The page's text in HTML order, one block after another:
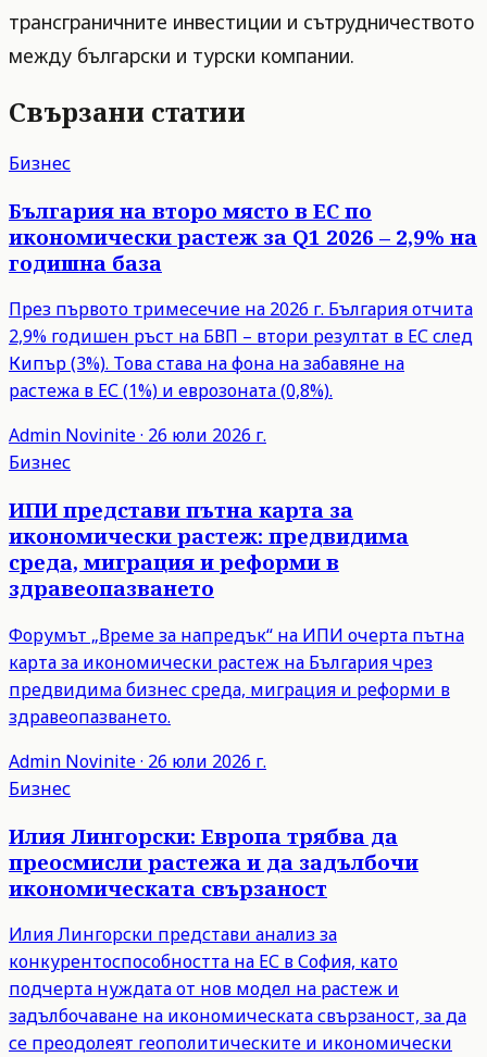
трансграничните инвестиции и сътрудничеството
между български и турски компании.
Свързани статии
Бизнес
България на второ място в ЕС по
икономически растеж за Q1 2026 – 2,9% на
годишна база
През първото тримесечие на 2026 г. България отчита
2,9% годишен ръст на БВП – втори резултат в ЕС след
Кипър (3%). Това става на фона на забавяне на
растежа в ЕС (1%) и еврозоната (0,8%).
Admin Novinite· 26 юли 2026 г.
Бизнес
ИПИ представи пътна карта за
икономически растеж: предвидима
среда, миграция и реформи в
здравеопазването
Форумът „Време за напредък“ на ИПИ очерта пътна
карта за икономически растеж на България чрез
предвидима бизнес среда, миграция и реформи в
здравеопазването.
Admin Novinite· 26 юли 2026 г.
Бизнес
Илия Лингорски: Европа трябва да
преосмисли растежа и да задълбочи
икономическата свързаност
Илия Лингорски представи анализ за
конкурентоспособността на ЕС в София, като
подчерта нуждата от нов модел на растеж и
задълбочаване на икономическата свързаност, за да
се преодолеят геополитическите и икономически